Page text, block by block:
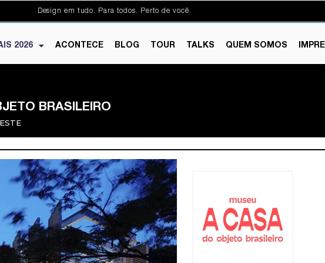
Design em tudo. Para todos. Perto de você.
2026 ACONTECE BLOG TOUR TALKS QUEM SOMOS
BRASILEIRO